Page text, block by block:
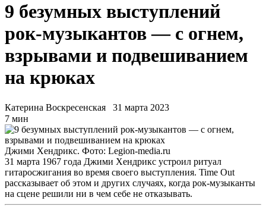
9 безумных выступлений
рок-музыкантов — с огнем,
взрывами и подвешиванием
на крюках
Катерина Воскресенская
31 марта 2023
7 мин
Джими Хендрикс. Фото: Legion-media.ru
31 марта 1967 года Джими Хендрикс устроил ритуал
гитаросжигания во время своего выступления. Time Out
рассказывает об этом и других случаях, когда рок-музыканты
на сцене решили ни в чем себе не отказывать.